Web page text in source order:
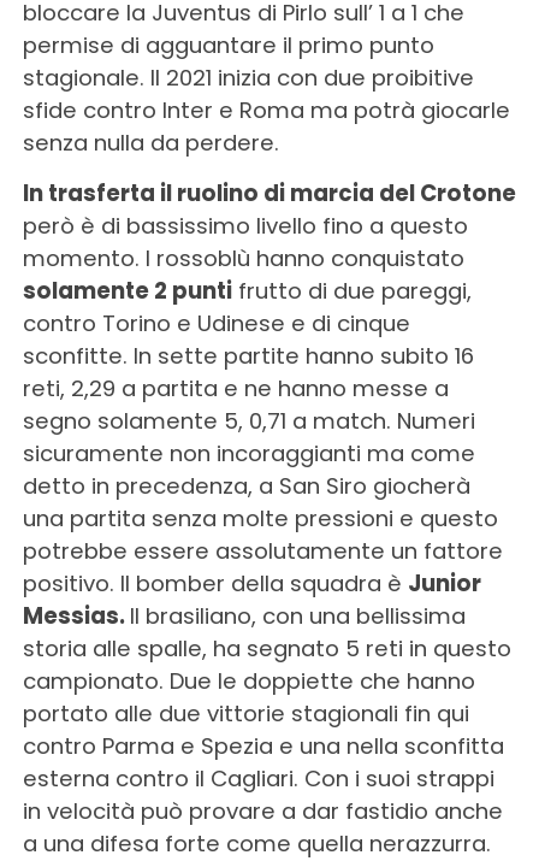
bloccare la Juventus di Pirlo sull’ 1 a 1 che
permise di agguantare il primo punto
stagionale. Il 2021 inizia con due proibitive
sfide contro Inter e Roma ma potrà giocarle
senza nulla da perdere.
In trasferta il ruolino di marcia del Crotone
però è di bassissimo livello fino a questo
momento. I rossoblù hanno conquistato
solamente 2 puntifrutto di due pareggi,
contro Torino e Udinese e di cinque
sconfitte. In sette partite hanno subito 16
reti, 2,29 a partita e ne hanno messe a
segno solamente 5, 0,71 a match. Numeri
sicuramente non incoraggianti ma come
detto in precedenza, a San Siro giocherà
una partita senza molte pressioni e questo
potrebbe essere assolutamente un fattore
positivo. Il bomber della squadra è Junior
Messias. Il brasiliano, con una bellissima
storia alle spalle, ha segnato 5 reti in questo
campionato. Due le doppiette che hanno
portato alle due vittorie stagionali fin qui
contro Parma e Spezia e una nella sconfitta
esterna contro il Cagliari. Con i suoi strappi
in velocità può provare a dar fastidio anche
a una difesa forte come quella nerazzurra.